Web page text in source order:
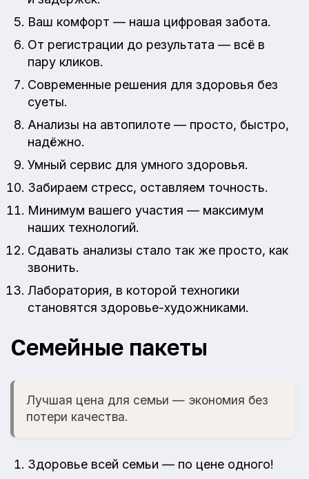
Ваш комфорт — наша цифровая забота.
От регистрации до результата — всё в
пару кликов.
Современные решения для здоровья без
суеты.
Анализы на автопилоте — просто, быстро,
надёжно.
Умный сервис для умного здоровья.
Забираем стресс, оставляем точность.
Минимум вашего участия — максимум
наших технологий.
Сдавать анализы стало так же просто, как
звонить.
Лаборатория, в которой техногики
становятся здоровье-художниками.
Семейные пакеты
Лучшая цена для семьи — экономия без
потери качества.
Здоровье всей семьи — по цене одного!